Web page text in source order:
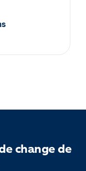
change de